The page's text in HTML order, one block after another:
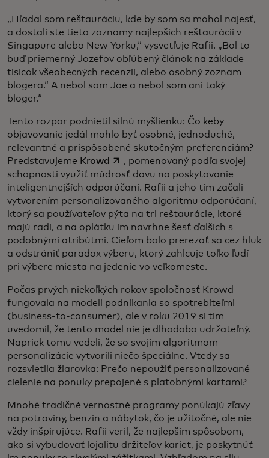
„Hľadal som reštauráciu, kde by som sa mohol najesť,
a dostali ste tieto zoznamy najlepších reštaurácií v
Singapure alebo New Yorku,“ vysvetľuje Rafii. „Bol to
buď priemerný Jozefov obľúbený článok na základe
tisícok všeobecných recenzií, alebo osobný zoznam
blogera.“ A nebol som Joe a nebol som ani taký
bloger.“
Tento rozpor podnietil silnú myšlienku: Čo keby
objavovanie jedál mohlo byť osobné, jednoduché,
relevantné a prispôsobené skutočným preferenciám?
Predstavujeme Krowd opens in a new tab
, pomenovaný podľa svojej
schopnosti využiť múdrosť davu na poskytovanie
inteligentnejších odporúčaní. Rafii a jeho tím začali
vytvorením personalizovaného algoritmu odporúčaní,
ktorý sa používateľov pýta na tri reštaurácie, ktoré
majú radi, a na oplátku im navrhne šesť ďalších s
podobnými atribútmi. Cieľom bolo prerezať sa cez hluk
a odstrániť paradox výberu, ktorý zahlcuje toľko ľudí
pri výbere miesta na jedenie vo veľkomeste.
Počas prvých niekoľkých rokov spoločnosť Krowd
fungovala na modeli podnikania so spotrebiteľmi
(business-to-consumer), ale v roku 2019 si tím
uvedomil, že tento model nie je dlhodobo udržateľný.
Napriek tomu vedeli, že so svojím algoritmom
personalizácie vytvorili niečo špeciálne. Vtedy sa
rozsvietila žiarovka: Prečo nepoužiť personalizované
cielenie na ponuky prepojené s platobnými kartami?
Mnohé tradičné vernostné programy ponúkajú zľavy
na potraviny, benzín a nábytok, čo je užitočné, ale nie
vždy inšpirujúce. Rafii veril, že najlepším spôsobom,
ako si vybudovať lojalitu držiteľov kariet, je poskytnúť